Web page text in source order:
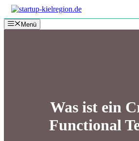
Zum
Inhalt
springenMenü
Was ist ein
Functional